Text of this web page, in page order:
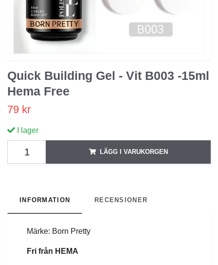
Quick Building Gel - Vit B003 -15ml
Hema Free
79 kr
I lager
LÄGG I VARUKORGEN
INFORMATION RECENSIONER
Märke: Born Pretty
Fri från HEMA